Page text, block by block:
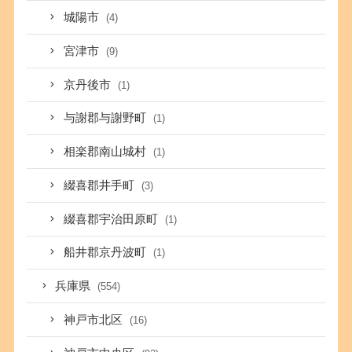
城陽市 (4)
宮津市 (9)
京丹後市 (1)
与謝郡与謝野町 (1)
相楽郡南山城村 (1)
綴喜郡井手町 (3)
綴喜郡宇治田原町 (1)
船井郡京丹波町 (1)
兵庫県 (554)
神戸市北区 (16)